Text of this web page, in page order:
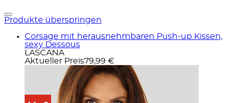
Produkte überspringen
Corsage mit herausnehmbaren Push-up Kissen,
sexy Dessous
LASCANA
Aktueller Preis79,99 €